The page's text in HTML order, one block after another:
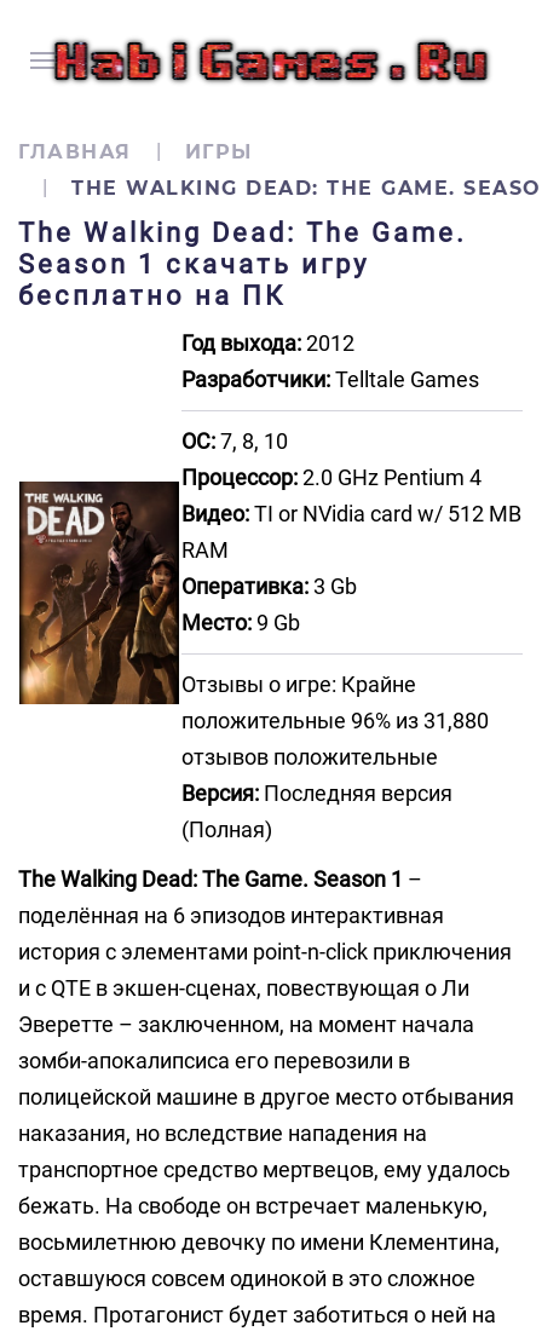
ГЛАВНАЯ
ИГРЫ
THE WALKING DEAD: THE GAME.
The Walking Dead: The Game.
Season 1 скачать игру
бесплатно на ПК
Год выхода:2012
Разработчики:Telltale Games
ОС:7, 8, 10
Процессор:2.0 GHz Pentium 4
Видео:TI or NVidia card w/ 512 MB
RAM
Оперативка: 3 Gb
Место:9 Gb
Отзывы о игре: Крайне
положительные 96% из 31,880
отзывов положительные
Версия: Последняя версия
(Полная)
The Walking Dead: The Game. Season 1 –
поделённая на 6 эпизодов интерактивная
история с элементами point-n-click приключения
и с QTE в экшен-сценах, повествующая о Ли
Эверетте – заключенном, на момент начала
зомби-апокалипсиса его перевозили в
полицейской машине в другое место отбывания
наказания, но вследствие нападения на
транспортное средство мертвецов, ему удалось
бежать. На свободе он встречает маленькую,
восьмилетнюю девочку по имени Клементина,
оставшуюся совсем одинокой в это сложное
время. Протагонист будет заботиться о ней на